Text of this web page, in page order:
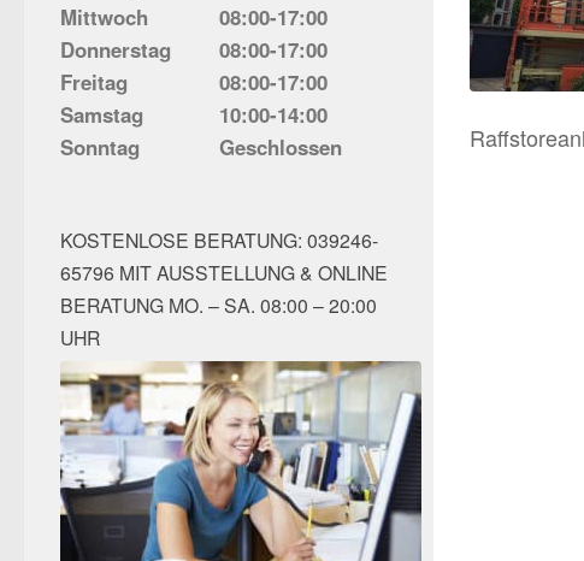
Mittwoch
08:00-17:00
Donnerstag
08:00-17:00
Freitag
08:00-17:00
Samstag
10:00-14:00
Sonntag
Geschlossen
KOSTENLOSE BERATUNG: 039246-
65796 MIT AUSSTELLUNG & ONLINE
BERATUNG MO. – SA. 08:00 – 20:00
UHR